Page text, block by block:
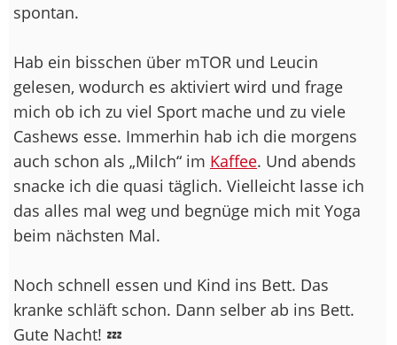
spontan.
Hab ein bisschen über mTOR und Leucin
gelesen, wodurch es aktiviert wird und frage
mich ob ich zu viel Sport mache und zu viele
Cashews esse. Immerhin hab ich die morgens
auch schon als „Milch“ im Kaffee. Und abends
snacke ich die quasi täglich. Vielleicht lasse ich
das alles mal weg und begnüge mich mit Yoga
beim nächsten Mal.
Noch schnell essen und Kind ins Bett. Das
kranke schläft schon. Dann selber ab ins Bett.
Gute Nacht! 💤